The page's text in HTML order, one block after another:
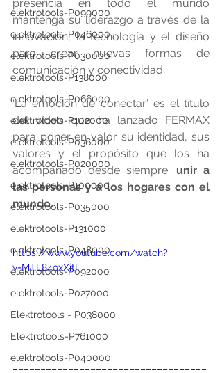
elektrotools-P099000
elektrotools-P046000
elektrotools-P030000
elektrotools-P138000
elektrotools-P066000
elektrotools-P102000
elektrotools-P036000
elektrotools-P020000
elektrotools-P100000
elektrotools-P035000
elektrotools-P131000
elektrotools-P048000
elektrotools-P092000
elektrotools-P027000
Elektrotools - P038000
Elektrotools-P761000
elektrotools-P040000
presencia en todo el mundo
mantenga su liderazgo a través de la
innovación, la tecnología y el diseño
para crear nuevas formas de
comunicación y conectividad.
‘La emoción de conectar’ es el título
del vídeo que ha lanzado FERMAX
para poner en valor su identidad, sus
valores y el propósito que los ha
acompañado desde siempre: unir a
las personas y a los hogares con el
mundo.
https://www.youtube.com/watch?
v=MTL84oxXitI
___________________________________